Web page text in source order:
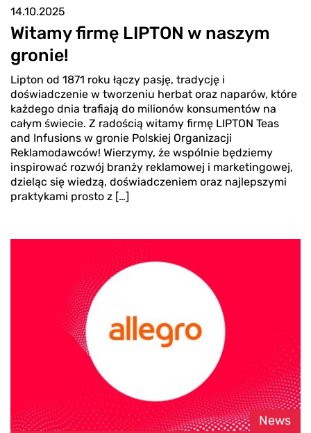
14.10.2025
Witamy firmę LIPTON w naszym
gronie!
Lipton od 1871 roku łączy pasję, tradycję i
doświadczenie w tworzeniu herbat oraz naparów, które
każdego dnia trafiają do milionów konsumentów na
całym świecie. ️Z radością witamy firmę LIPTON Teas
and Infusions w gronie Polskiej Organizacji
Reklamodawców! Wierzymy, że wspólnie będziemy
inspirować rozwój branży reklamowej i marketingowej,
dzieląc się wiedzą, doświadczeniem oraz najlepszymi
praktykami prosto z […]
News